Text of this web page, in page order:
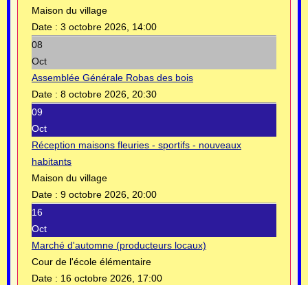
Maison du village
Date : 3 octobre 2026, 14:00
08
Oct
Assemblée Générale Robas des bois
Date : 8 octobre 2026, 20:30
09
Oct
Réception maisons fleuries - sportifs - nouveaux
habitants
Maison du village
Date : 9 octobre 2026, 20:00
16
Oct
Marché d'automne (producteurs locaux)
Cour de l'école élémentaire
Date : 16 octobre 2026, 17:00